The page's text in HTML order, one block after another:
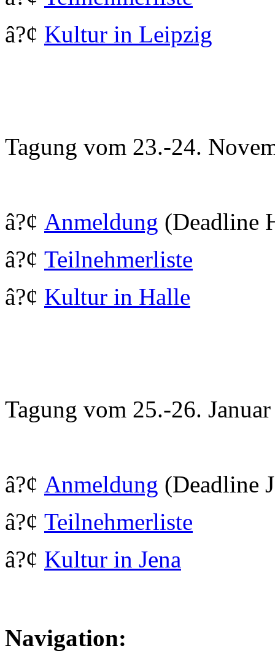
â?¢ Kultur in Leipzig
Tagung vom 23.-24.
â?¢ Anmeldung (Deadline
â?¢ Teilnehmerliste
â?¢ Kultur in Halle
Tagung vom 25.-26.
â?¢ Anmeldung (Deadline
â?¢ Teilnehmerliste
â?¢ Kultur in Jena
Navigation: